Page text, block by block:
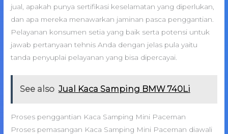
jual, apakah punya sertifikasi keselamatan yang diperlukan,
dan apa mereka menawarkan jaminan pasca penggantian.
Pelayanan konsumen setia yang baik serta potensi untuk
jawab pertanyaan tehnis Anda dengan jelas pula yaitu
tanda penyuplai pelayanan yang bisa dipercayai.
See also Jual Kaca Samping BMW 740Li
Proses penggantian Kaca Samping Mini Paceman
Proses pemasangan Kaca Samping Mini Paceman diawali